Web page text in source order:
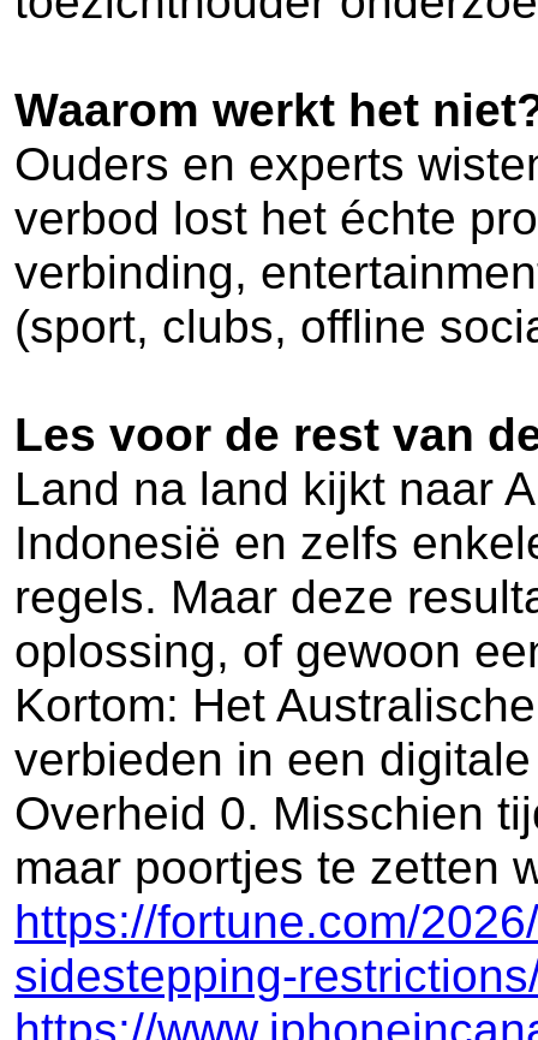
Waarom werkt het
Ouders en experts
verbod lost het échte
verbinding,
(sport, clubs, offline
Les voor de rest van
Land na land kijkt naar
Indonesië en zelfs
regels. Maar deze
oplossing, of gewoon
Kortom: Het
verbieden in een
Overheid 0. Misschien
maar poortjes te zetten
https://fortune.com/
sidestepping-